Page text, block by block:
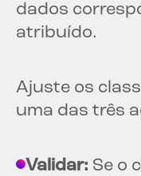
dados
atribuído.
Ajuste os
uma das três
Validar: Se o